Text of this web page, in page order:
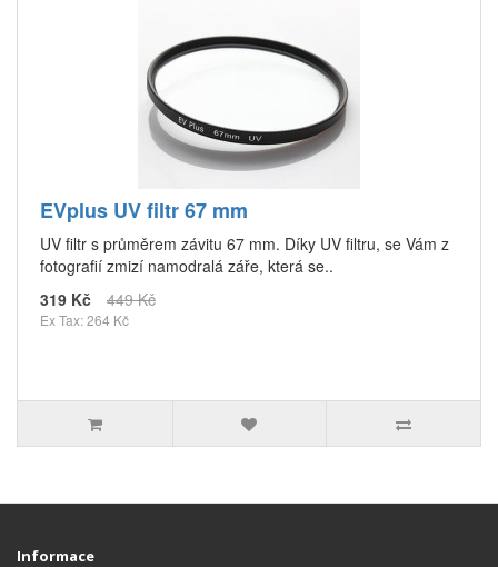
EVplus UV filtr 67 mm
UV filtr s průměrem závitu 67 mm. Díky UV filtru, se Vám z
fotografií zmizí namodralá záře, která se..
319 Kč
449 Kč
Ex Tax: 264 Kč
Informace